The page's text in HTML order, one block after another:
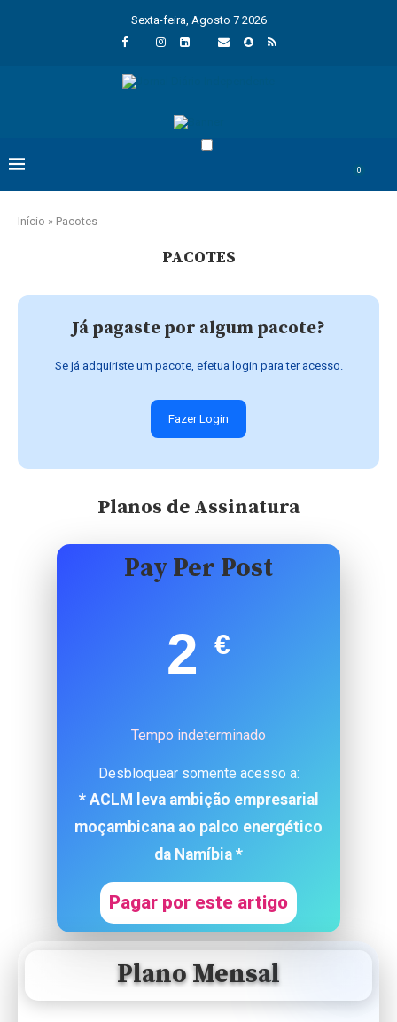
Sexta-feira, Agosto 7 2026
0
Início » Pacotes
PACOTES
Já pagaste por algum pacote?
Se já adquiriste um pacote, efetua login para ter acesso.
Fazer Login
Planos de Assinatura
Pay Per Post
2 €
Tempo indeterminado
Desbloquear somente acesso a:
* ACLM leva ambição empresarial
moçambicana ao palco energético
da Namíbia *
Pagar por este artigo
Plano Mensal